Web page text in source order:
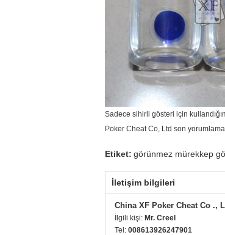
Sadece sihirli gösteri için
Poker Cheat Co, Ltd son yorumlama
Etiket: görünmez mürekkep
İletişim bilgileri
China XF Poker Cheat Co .,
İlgili kişi: Mr. Creel
Tel: 008613926247901